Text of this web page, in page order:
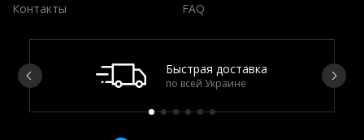
Контакты
FAQ
Быстрая доставка
по всей Украине